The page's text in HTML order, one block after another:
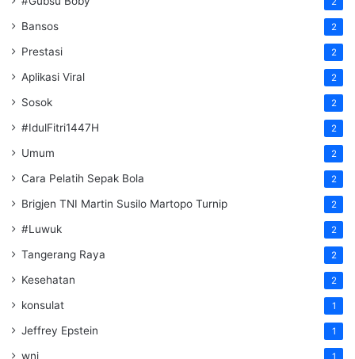
Bansos 2
Prestasi 2
Aplikasi Viral 2
Sosok 2
#IdulFitri1447H 2
Umum 2
Cara Pelatih Sepak Bola 2
Brigjen TNI Martin Susilo Martopo Turnip 2
#Luwuk 2
Tangerang Raya 2
Kesehatan 2
konsulat 1
Jeffrey Epstein 1
wni